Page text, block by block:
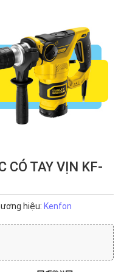
CÓ TAY VỊN KF-
hiệu:Kenfon